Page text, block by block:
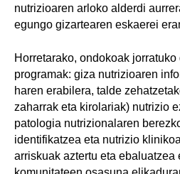
nutrizioaren arloko alderdi
egungo gizartearen eskaerei
Horretarako, ondokoak
programak: giza nutrizioaren
haren erabilera, talde
zaharrak eta kirolariak) nutrizio
patologia nutrizionalaren
identifikatzea eta nutrizio
arriskuak aztertu eta ebaluatzea